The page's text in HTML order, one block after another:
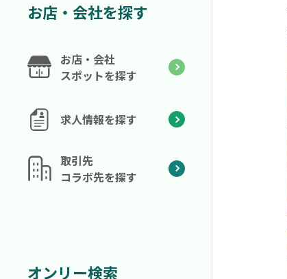
お店・会社を探す
お店・会社
スポットを探す
求人情報を探す
取引先
コラボ先を探す
オンリー検索